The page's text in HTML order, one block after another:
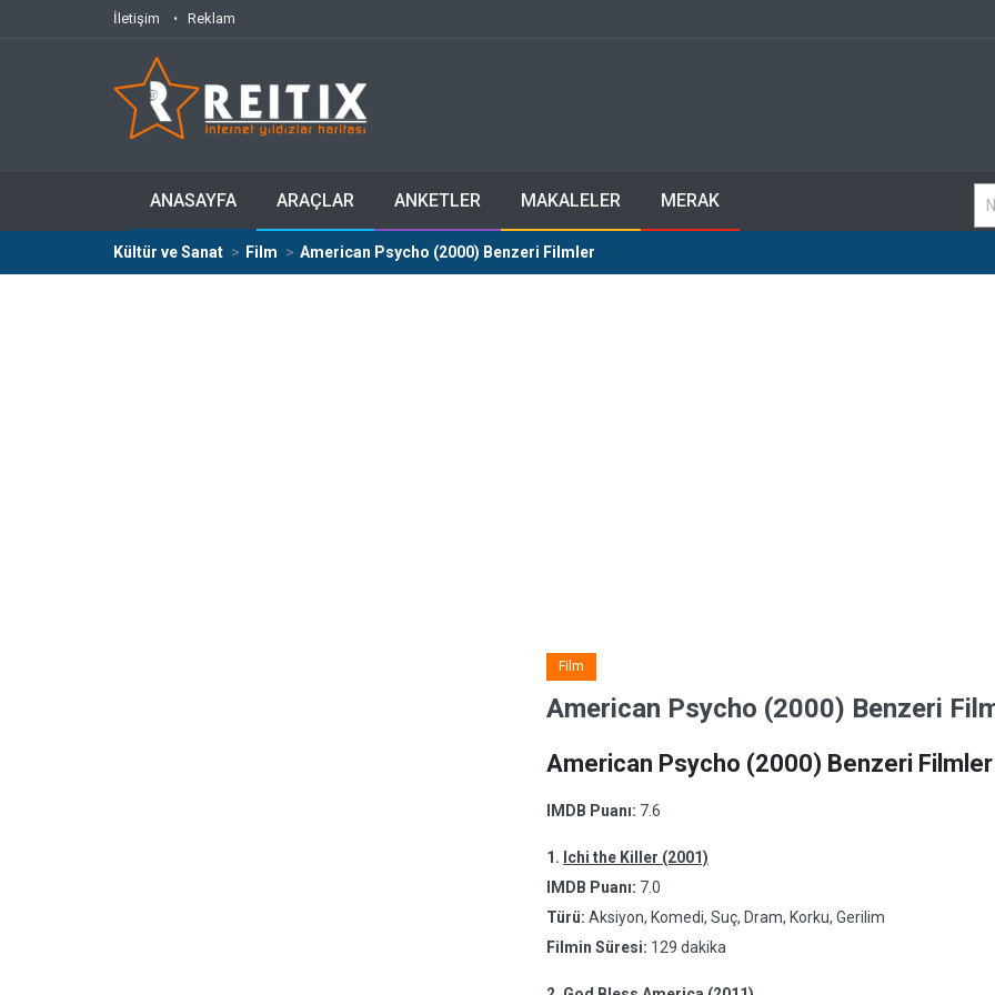
İletişim Reklam
ANASAYFA ARAÇLAR ANKETLER MAKALELER MERAK
Kültür ve Sanat Film American Psycho (2000) Benzeri Filmler
Film
American Psycho (2000) Benzeri
American Psycho (2000) Benzeri Filmler
IMDB Puanı: 7.6
1. Ichi the Killer (2001)
IMDB Puanı: 7.0
Türü: Aksiyon, Komedi, Suç, Dram, Korku, Gerilim
Filmin Süresi: 129 dakika